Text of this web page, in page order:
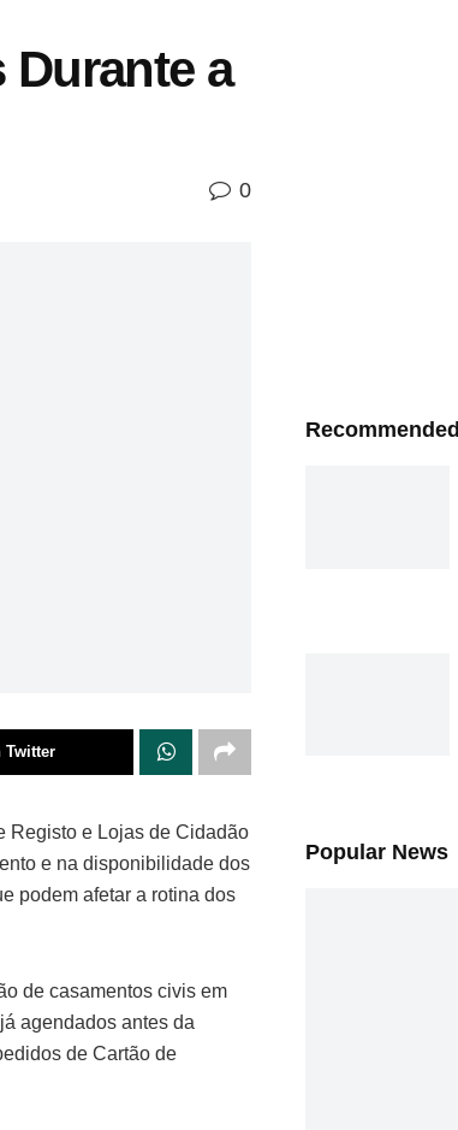
a
0
Twitter
Registo e Lojas de Cidadão
e na disponibilidade dos
podem afetar a rotina dos
de casamentos civis em
agendados antes da
de Cartão de
Recommended
Popular News